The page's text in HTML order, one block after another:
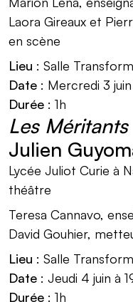
Laora Gireaux et
en scène
Lieu : Salle
Date : Mercredi 3 juin
Durée : 1h
Les Méritants
Julien
Lycée Juliot Curie à
théâtre
Teresa Cannavo,
David Gouhier,
Lieu : Salle
Date : Jeudi 4 juin à
Durée : 1h